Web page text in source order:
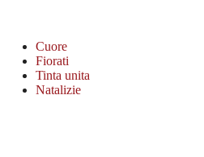
Cuore
Fiorati
Tinta unita
Natalizie